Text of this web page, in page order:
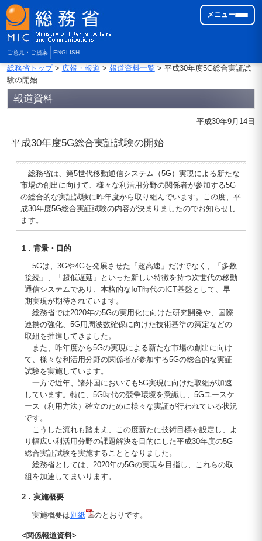
ご意見・ご提案 ENGLISH
メニュー
総務省トップ> 広報・報道 > 報道資料一覧> 平成30年度5G総合実証試
験の開始
報道資料
平成30年9月14日
平成30年度5G総合実証試験の開始
総務省は、第5世代移動通信システム（5G）実現による新たな
市場の創出に向けて、様々な利活用分野の関係者が参加する5G
の総合的な実証試験に昨年度から取り組んでいます。この度、平
成30年度5G総合実証試験の内容が決まりましたのでお知らせし
ます。
1．背景・目的
5Gは、3Gや4Gを発展させた「超高速」だけでなく、「多数
接続」、「超低遅延」といった新しい特徴を持つ次世代の移動
通信システムであり、本格的なIoT時代のICT基盤として、早
期実現が期待されています。
総務省では2020年の5Gの実用化に向けた研究開発や、国際
連携の強化、5G用周波数確保に向けた技術基準の策定などの
取組を推進してきました。
また、昨年度から5Gの実現による新たな市場の創出に向け
て、様々な利活用分野の関係者が参加する5Gの総合的な実証
試験を実施しています。
一方で近年、諸外国においても5G実現に向けた取組が加速
しています。特に、5G時代の競争環境を意識し、5Gユースケ
ース（利用方法）確立のために様々な実証が行われている状況
です。
こうした流れも踏まえ、この度新たに技術目標を設定し、よ
り幅広い利活用分野の課題解決を目的にした平成30年度の5G
総合実証試験を実施することとなりました。
総務省としては、2020年の5Gの実現を目指し、これらの取
組を加速してまいります。
2．実施概要
実施概要は別紙 のとおりです。
<関係報道資料>